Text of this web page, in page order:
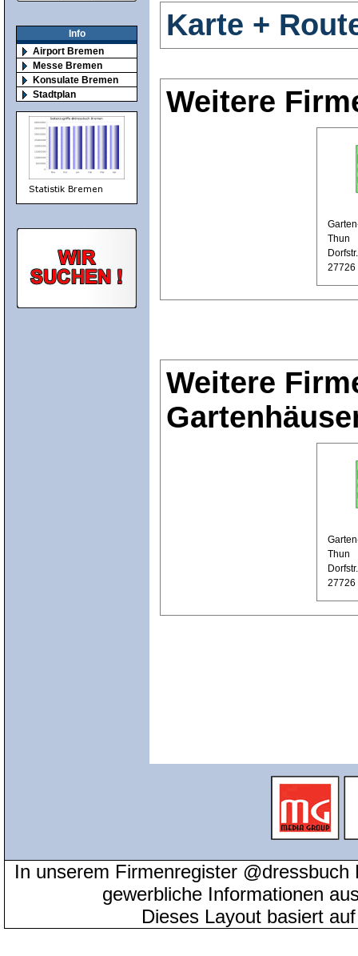
Info
Airport Bremen
Messe Bremen
Konsulate Bremen
Stadtplan
Karte +
Weitere
Thun
27726
Weitere
Thun
27726
In unserem Firmenregister
gewerbliche Informationen
Dieses Layout basiert